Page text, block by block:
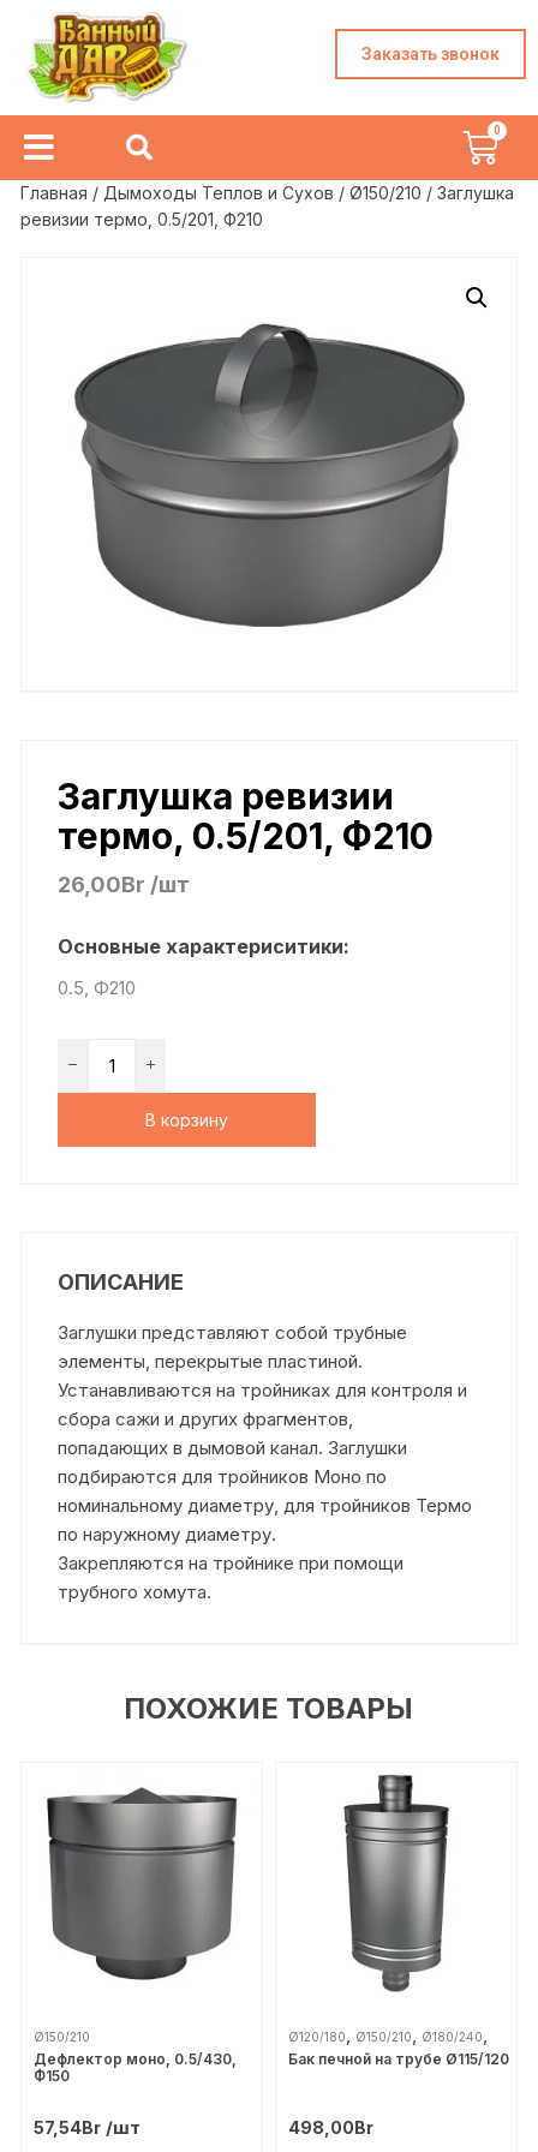
Заказать звонок
Главная /Дымоходы Теплов и Сухов /Ø150/210 / Заглушка
ревизии термо, 0.5/201, Ф210
Заглушка ревизии
термо, 0.5/201, Ф210
26,00Br /шт
Основные характериситики:
0.5, Ф210
В корзину
ОПИСАНИЕ
Заглушки представляют собой трубные
элементы, перекрытые пластиной.
Устанавливаются на тройниках для контроля и
сбора сажи и других фрагментов,
попадающих в дымовой канал. Заглушки
подбираются для тройников Моно по
номинальному диаметру, для тройников Термо
по наружному диаметру.
Закрепляются на тройнике при помощи
трубного хомута.
ПОХОЖИЕ ТОВАРЫ
Ø150/210
Дефлектор моно, 0.5/430,
Ф150
57,54Br /шт
Ø120/180, Ø150/210, Ø180/240,
Ø200/260,Ø250/310,Дымоходы
Бак печной на трубе Ø115/120
498,00Br